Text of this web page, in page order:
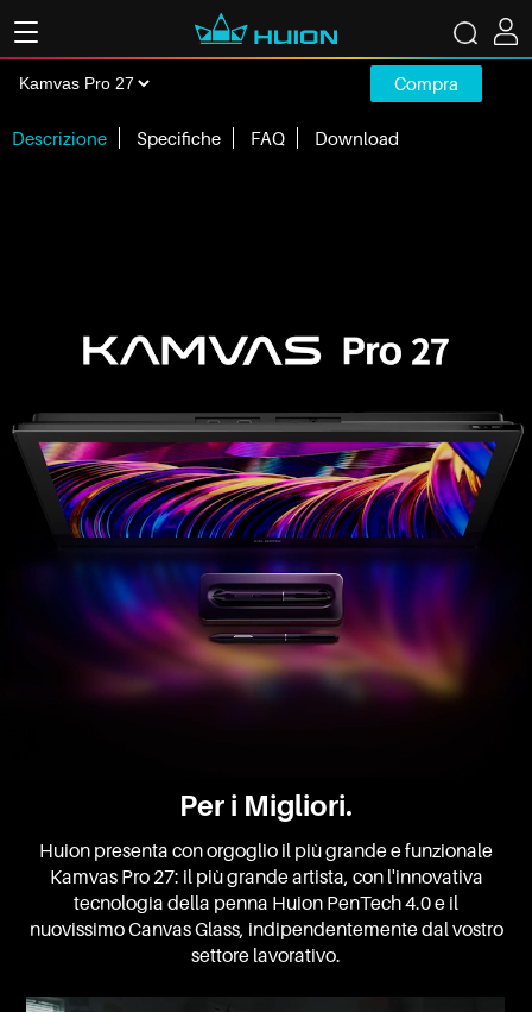
Compra
Descrizione Specifiche FAQ Download
Per i Migliori.
Huion presenta con orgoglio il più grande e funzionale
Kamvas Pro 27: il più grande artista, con l'innovativa
tecnologia della penna Huion PenTech 4.0 e il
nuovissimo Canvas Glass, indipendentemente dal vostro
settore lavorativo.